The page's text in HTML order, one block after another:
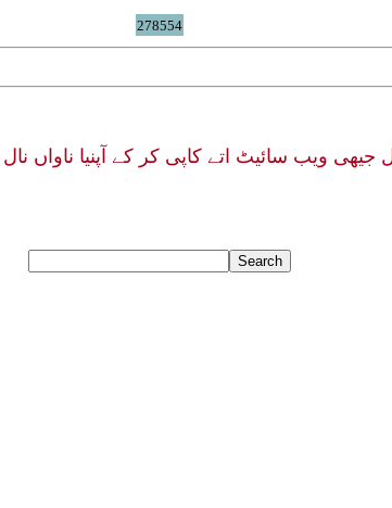
278554
جیهی ویب سائیٹ اتے کاپی کر کے آپنیا